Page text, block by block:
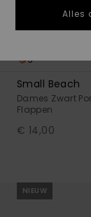
3
Small Beach
Dames Zwart
Flappen
€ 14,00
NIEUW
Alles